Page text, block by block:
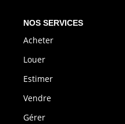
NOS SERVICES
Acheter
Louer
Estimer
Vendre
Gérer